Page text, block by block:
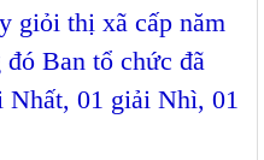
giỏi thị xã cấp năm
Ban tổ chức đã
Nhất, 01 giải Nhì, 01